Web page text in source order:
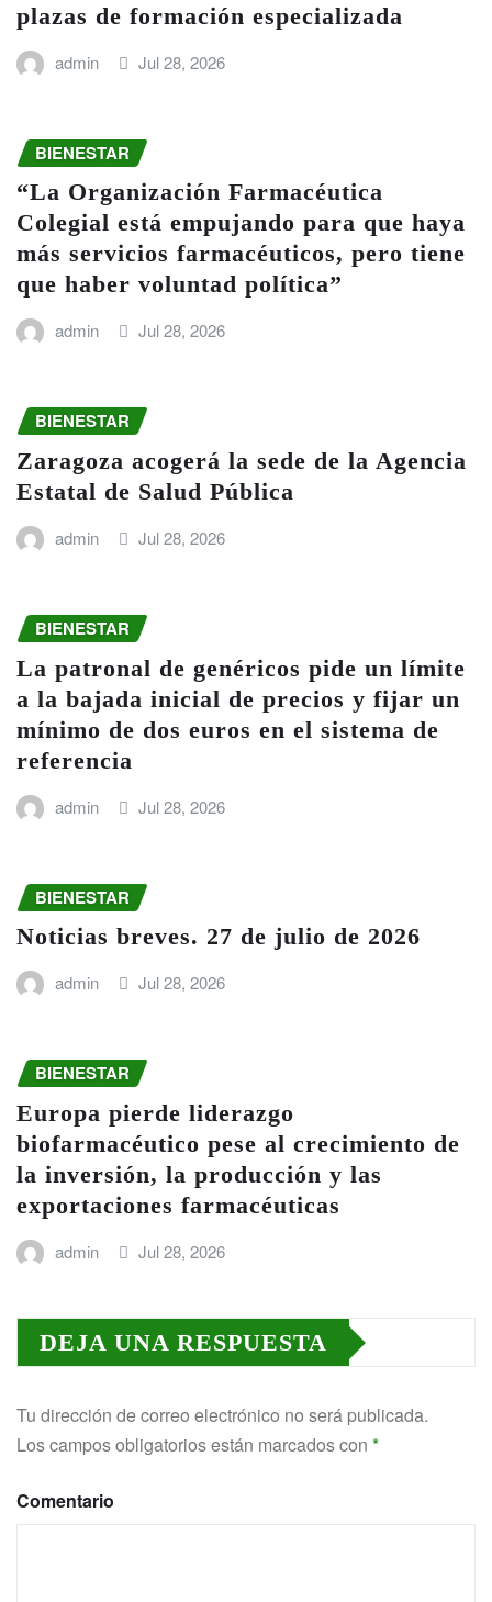
plazas de formación especializada
admin Jul 28, 2026
BIENESTAR
“La Organización Farmacéutica
Colegial está empujando para que haya
más servicios farmacéuticos, pero tiene
que haber voluntad política”
admin Jul 28, 2026
BIENESTAR
Zaragoza acogerá la sede de la Agencia
Estatal de Salud Pública
admin Jul 28, 2026
BIENESTAR
La patronal de genéricos pide un límite
a la bajada inicial de precios y fijar un
mínimo de dos euros en el sistema de
referencia
admin Jul 28, 2026
BIENESTAR
Noticias breves. 27 de julio de 2026
admin Jul 28, 2026
BIENESTAR
Europa pierde liderazgo
biofarmacéutico pese al crecimiento de
la inversión, la producción y las
exportaciones farmacéuticas
admin Jul 28, 2026
DEJA UNA RESPUESTA
Tu dirección de correo electrónico no será publicada.
Los campos obligatorios están marcados con *
Comentario